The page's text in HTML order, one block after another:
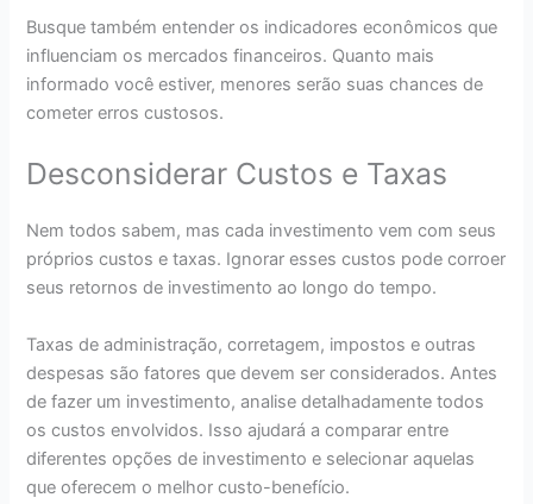
Busque também entender os indicadores econômicos que
influenciam os mercados financeiros. Quanto mais
informado você estiver, menores serão suas chances de
cometer erros custosos.
Desconsiderar Custos e Taxas
Nem todos sabem, mas cada investimento vem com seus
próprios custos e taxas. Ignorar esses custos pode corroer
seus retornos de investimento ao longo do tempo.
Taxas de administração, corretagem, impostos e outras
despesas são fatores que devem ser considerados. Antes
de fazer um investimento, analise detalhadamente todos
os custos envolvidos. Isso ajudará a comparar entre
diferentes opções de investimento e selecionar aquelas
que oferecem o melhor custo-benefício.